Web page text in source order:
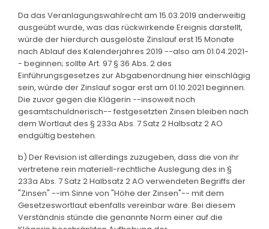
Da das Veranlagungswahlrecht am 15.03.2019 anderweitig
ausgeübt wurde, was das rückwirkende Ereignis darstellt,
würde der hierdurch ausgelöste Zinslauf erst 15 Monate
nach Ablauf des Kalenderjahres 2019 --also am 01.04.2021-
- beginnen; sollte Art. 97 § 36 Abs. 2 des
Einführungsgesetzes zur Abgabenordnung hier einschlägig
sein, würde der Zinslauf sogar erst am 01.10.2021 beginnen.
Die zuvor gegen die Klägerin --insoweit noch
gesamtschuldnerisch-- festgesetzten Zinsen bleiben nach
dem Wortlaut des § 233a Abs. 7 Satz 2 Halbsatz 2 AO
endgültig bestehen.
b) Der Revision ist allerdings zuzugeben, dass die von ihr
vertretene rein materiell-rechtliche Auslegung des in §
233a Abs. 7 Satz 2 Halbsatz 2 AO verwendeten Begriffs der
"Zinsen" --im Sinne von "Höhe der Zinsen"-- mit dem
Gesetzeswortlaut ebenfalls vereinbar wäre. Bei diesem
Verständnis stünde die genannte Norm einer auf die